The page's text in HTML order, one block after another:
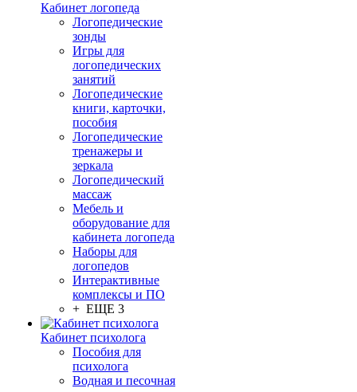
Кабинет логопеда
Логопедические
зонды
Игры для
логопедических
занятий
Логопедические
книги, карточки,
пособия
Логопедические
тренажеры и
зеркала
Логопедический
массаж
Мебель и
оборудование для
кабинета логопеда
Наборы для
логопедов
Интерактивные
комплексы и ПО
+ ЕЩЕ 3
Кабинет психолога
Пособия для
психолога
Водная и песочная